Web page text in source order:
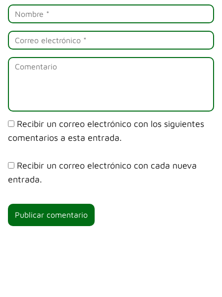
Recibir un correo electrónico con los siguientes
comentarios a esta entrada.
Recibir un correo electrónico con cada nueva
entrada.